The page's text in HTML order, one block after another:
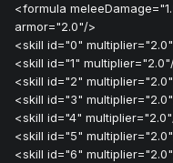
<formula
armor="2.0"/>
<skill id="0"
<skill id="1"
<skill id="2"
<skill id="3"
<skill id="4"
<skill id="5"
<skill id="6"